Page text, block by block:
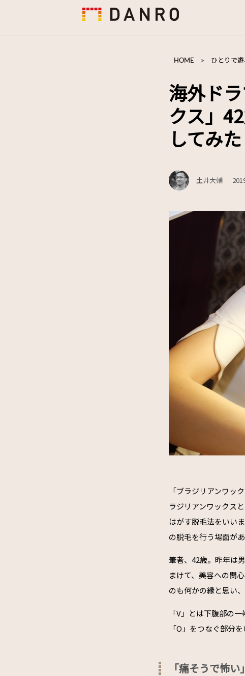
HOME > ひとりで遊
海外ド
クス」
してみた
土井大輔
「ブラジリアンワッ
ラジリアンワックス
はがす脱毛法をいい
の脱毛を行う場面が
筆者、42歳。昨年は
まけて、美容への関
のも何かの縁と思い
「V」とは下腹部の
「O」をつなぐ部分を
「痛そうで怖